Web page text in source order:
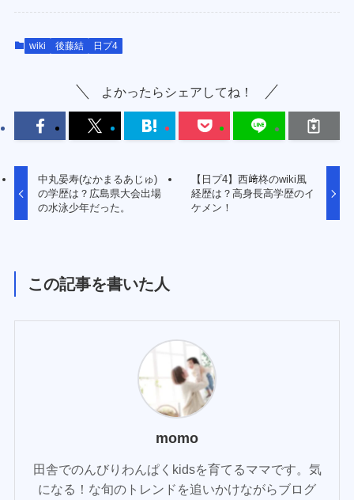
wiki 後藤結 日プ4
よかったらシェアしてね！
中丸晏寿(なかまるあじゅ)
の学歴は？広島県大会出場
の水泳少年だった。
【日プ4】西﨑柊のwiki風
経歴は？高身長高学歴のイ
ケメン！
この記事を書いた人
momo
田舎でのんびりわんぱくkidsを育てるママです。気
になる！な旬のトレンドを追いかけながらブログ